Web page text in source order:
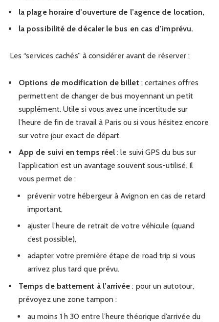
la plage horaire d’ouverture de l’agence de location,
la possibilité de décaler le bus en cas d’imprévu.
Les “services cachés” à considérer avant de réserver :
Options de modification de billet : certaines offres
permettent de changer de bus moyennant un petit
supplément. Utile si vous avez une incertitude sur
l’heure de fin de travail à Paris ou si vous hésitez encore
sur votre jour exact de départ.
App de suivi en temps réel : le suivi GPS du bus sur
l’application est un avantage souvent sous-utilisé. Il
vous permet de :
prévenir votre hébergeur à Avignon en cas de retard
important,
ajuster l’heure de retrait de votre véhicule (quand
c’est possible),
adapter votre première étape de road trip si vous
arrivez plus tard que prévu.
Temps de battement à l’arrivée : pour un autotour,
prévoyez une zone tampon :
au moins 1 h 30 entre l’heure théorique d’arrivée du